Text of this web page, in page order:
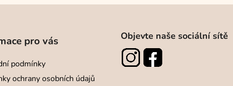
pro vás
podmínky
ochrany osobních údajů
Objevte naše sociální sítě